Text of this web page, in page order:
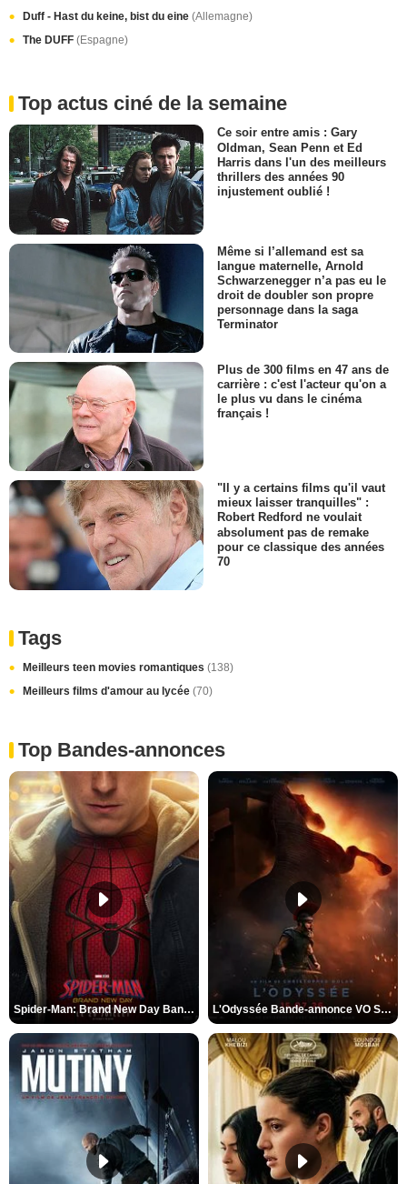
Duff - Hast du keine, bist du eine (Allemagne)
The DUFF (Espagne)
Top actus ciné de la semaine
Ce soir entre amis : Gary
Oldman, Sean Penn et Ed
Harris dans l'un des meilleurs
thrillers des années 90
injustement oublié !
Même si l’allemand est sa
langue maternelle, Arnold
Schwarzenegger n’a pas eu le
droit de doubler son propre
personnage dans la saga
Terminator
Plus de 300 films en 47 ans de
carrière : c'est l'acteur qu'on a
le plus vu dans le cinéma
français !
"Il y a certains films qu'il vaut
mieux laisser tranquilles" :
Robert Redford ne voulait
absolument pas de remake
pour ce classique des années
70
Tags
Meilleurs teen movies romantiques (138)
Meilleurs films d'amour au lycée (70)
Top Bandes-annonces
Spider-Man: Brand New Day Bande-annonce VO STFR L'Odyssée Bande-annonce VO STFR